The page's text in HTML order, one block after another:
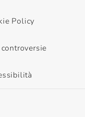
Policy